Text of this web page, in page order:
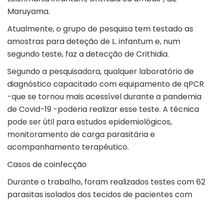
Maruyama.
Atualmente, o grupo de pesquisa tem testado as
amostras para deteção de L. infantum e, num
segundo teste, faz a detecção de Crithidia.
Segundo a pesquisadora, qualquer laboratório de
diagnóstico capacitado com equipamento de qPCR
-que se tornou mais acessível durante a pandemia
de Covid-19 -poderia realizar esse teste. A técnica
pode ser útil para estudos epidemiológicos,
monitoramento de carga parasitária e
acompanhamento terapêutico.
Casos de coinfecção
Durante o trabalho, foram realizados testes com 62
parasitas isolados dos tecidos de pacientes com